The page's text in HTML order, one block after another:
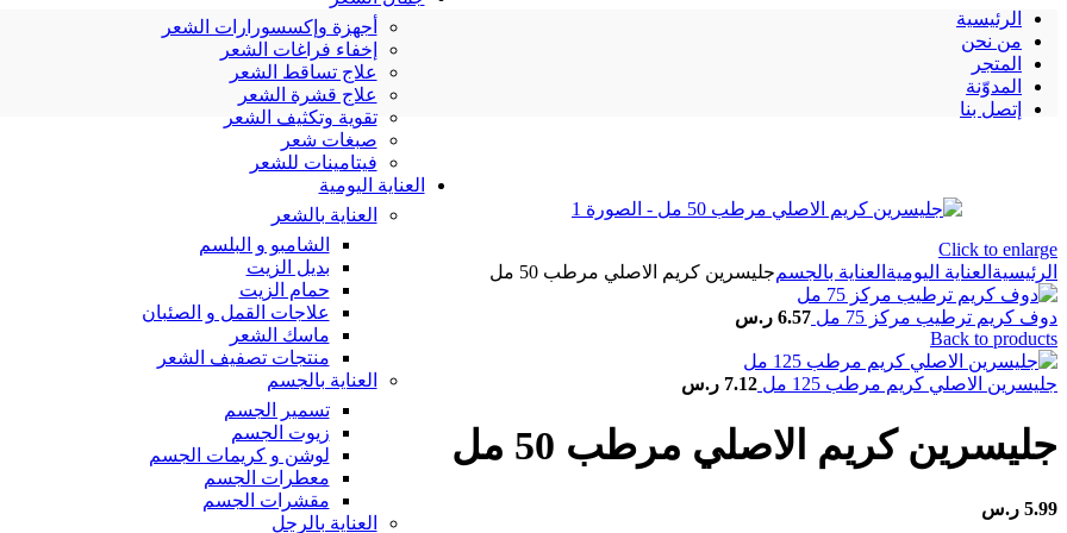
الرئيسية
من نحن
المتجر
المدوّنة
إتصل بنا
أجهزة وإكسسورارات الشعر
إخفاء فراغات الشعر
علاج تساقط الشعر
علاج قشرة الشعر
تقوية وتكثيف الشعر
صبغات شعر
فيتامينات للشعر
العناية اليومية
العناية بالشعر
الشامبو و البلسم
بديل الزيت
حمام الزيت
علاجات القمل و الصئبان
ماسك الشعر
منتجات تصفيف الشعر
العناية بالجسم
تسمير الجسم
زيوت الجسم
لوشن و كريمات الجسم
معطرات الجسم
مقشرات الجسم
العناية بالرجل
Click to enlarge
الرئيسية العناية اليومية العناية بالجسمجليسرين كريم الاصلي مرطب 50 مل
دوف كريم ترطيب مركز 75 مل 6.57 ر.س
Back to products
جليسرين الاصلي كريم مرطب 125 مل 7.12 ر.س
جليسرين كريم الاصلي مرطب 50 مل
5.99 ر.س